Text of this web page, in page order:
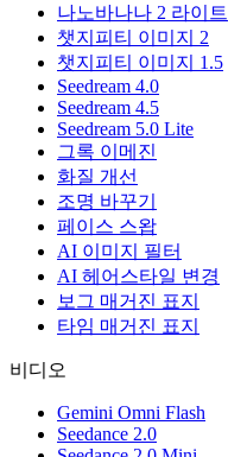
나노바나나 2 라이트
챗지피티 이미지 2
챗지피티 이미지 1.5
Seedream 4.0
Seedream 4.5
Seedream 5.0 Lite
그록 이메진
화질 개선
조명 바꾸기
페이스 스왑
AI 이미지 필터
AI 헤어스타일 변경
보그 매거진 표지
타임 매거진 표지
비디오
Gemini Omni Flash
Seedance 2.0